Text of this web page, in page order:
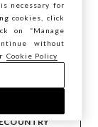
necessary for
cookies, click
on “Manage
without
Cookie Policy